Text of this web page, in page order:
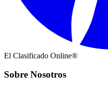
El Clasificado Online®
Sobre Nosotros